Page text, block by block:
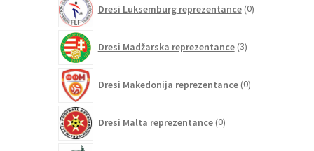
Dresi Luksemburg reprezentance 0izdelkov
Dresi Madžarska reprezentance 3izdelki
Dresi Makedonija reprezentance 0izdelkov
Dresi Malta reprezentance 0izdelkov